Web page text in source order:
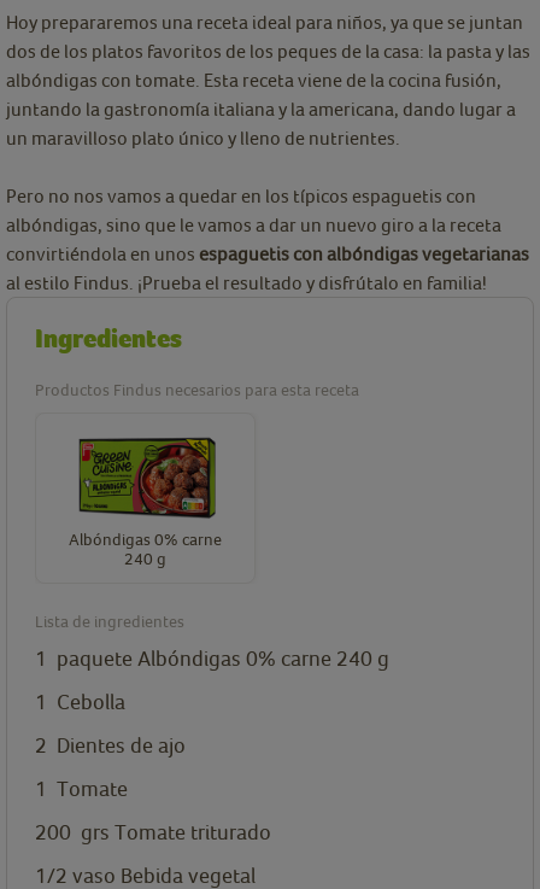
Hoy prepararemos una receta ideal para niños, ya que se juntan
dos de los platos favoritos de los peques de la casa: la pasta y las
albóndigas con tomate. Esta receta viene de la cocina fusión,
juntando la gastronomía italiana y la americana, dando lugar a
un maravilloso plato único y lleno de nutrientes.
Pero no nos vamos a quedar en los típicos espaguetis con
albóndigas, sino que le vamos a dar un nuevo giro a la receta
convirtiéndola en unos espaguetis con albóndigas vegetarianas
al estilo Findus. ¡Prueba el resultado y disfrútalo en familia!
Ingredientes
Productos Findus necesarios para esta receta
Albóndigas 0% carne
240 g
Lista de ingredientes
1 paquete Albóndigas 0% carne 240 g
1 Cebolla
2 Dientes de ajo
1 Tomate
200 grs Tomate triturado
1/2 vaso Bebida vegetal